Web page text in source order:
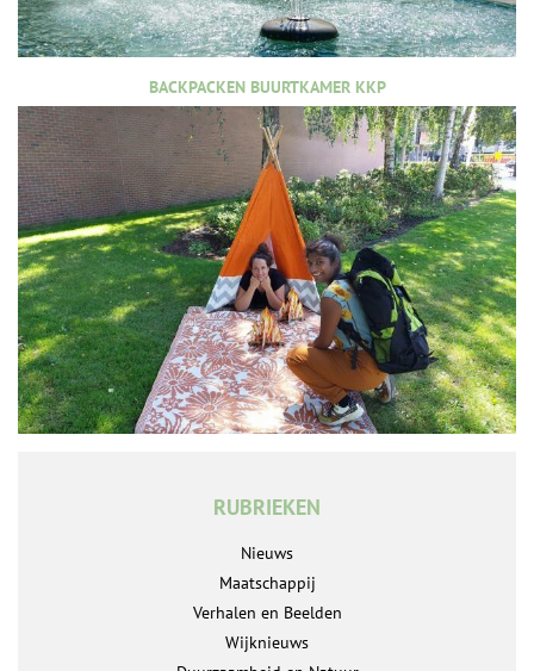
BACKPACKEN BUURTKAMER KKP
RUBRIEKEN
Nieuws
Maatschappij
Verhalen en Beelden
Wijknieuws